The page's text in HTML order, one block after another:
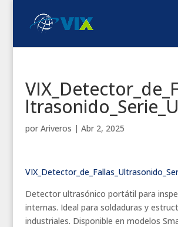
por Ariveros | Abr 2, 2025
Detector ultrasónico portátil para
internas. Ideal para soldaduras y
industriales. Disponible en modelos